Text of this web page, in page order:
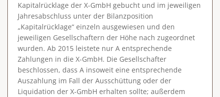
Kapitalrücklage der X-GmbH gebucht und im jeweiligen
Jahresabschluss unter der Bilanzposition
„Kapitalrücklage“ einzeln ausgewiesen und den
jeweiligen Gesellschaftern der Höhe nach zugeordnet
wurden. Ab 2015 leistete nur A entsprechende
Zahlungen in die X-GmbH. Die Gesellschafter
beschlossen, dass A insoweit eine entsprechende
Auszahlung im Fall der Ausschüttung oder der
Liquidation der X-GmbH erhalten sollte; außerdem